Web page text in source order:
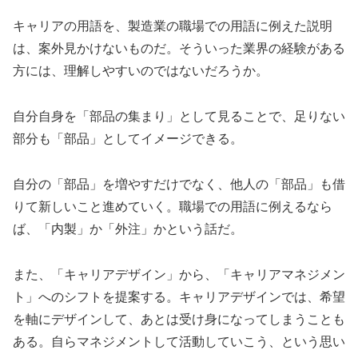
キャリアの用語を、製造業の職場での用語に例えた説明
は、案外見かけないものだ。そういった業界の経験がある
方には、理解しやすいのではないだろうか。
自分自身を「部品の集まり」として見ることで、足りない
部分も「部品」としてイメージできる。
自分の「部品」を増やすだけでなく、他人の「部品」も借
りて新しいこと進めていく。職場での用語に例えるなら
ば、「内製」か「外注」かという話だ。
また、「キャリアデザイン」から、「キャリアマネジメン
ト」へのシフトを提案する。キャリアデザインでは、希望
を軸にデザインして、あとは受け身になってしまうことも
ある。自らマネジメントして活動していこう、という思い